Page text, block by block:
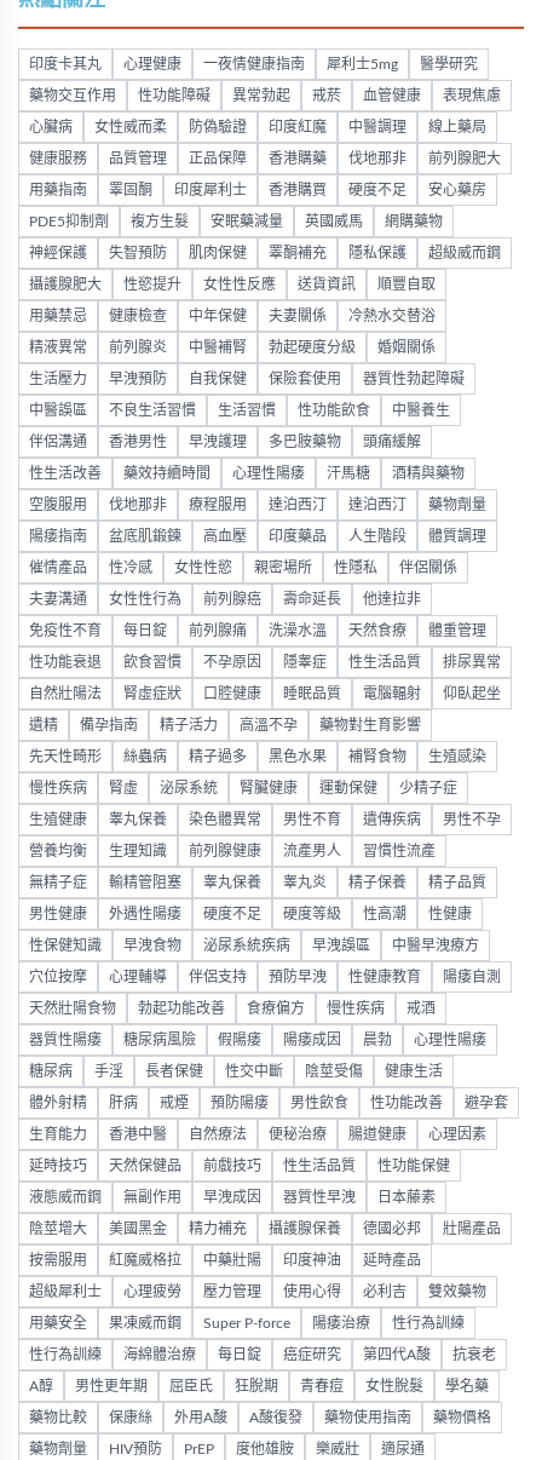
印度卡其丸 心理健康 一夜情健康指南 犀利士5mg 醫學研究
藥物交互作用 性功能障礙 異常勃起 戒菸 血管健康 表現焦慮
心臟病 女性威而柔 防偽驗證 印度紅魔 中醫調理 線上藥局
健康服務 品質管理 正品保障 香港購藥 伐地那非 前列腺肥大
用藥指南 睪固酮 印度犀利士 香港購買 硬度不足 安心藥房
PDE5抑制劑 複方生髮 安眠藥減量 英國威馬 網購藥物
神經保護 失智預防 肌肉保健 睪酮補充 隱私保護 超級威而鋼
攝護腺肥大 性慾提升 女性性反應 送貨資訊 順豐自取
用藥禁忌 健康檢查 中年保健 夫妻關係 冷熱水交替浴
精液異常 前列腺炎 中醫補腎 勃起硬度分級 婚姻關係
生活壓力 早洩預防 自我保健 保險套使用 器質性勃起障礙
中醫誤區 不良生活習慣 生活習慣 性功能飲食 中醫養生
伴侶溝通 香港男性 早洩護理 多巴胺藥物 頭痛緩解
性生活改善 藥效持續時間 心理性陽痿 汗馬糖 酒精與藥物
空腹服用 伐地那非 療程服用 達泊西汀 達泊西汀 藥物劑量
陽痿指南 盆底肌鍛鍊 高血壓 印度藥品 人生階段 體質調理
催情產品 性冷感 女性性慾 親密場所 性隱私 伴侶關係
夫妻溝通 女性性行為 前列腺癌 壽命延長 他達拉非
免疫性不育 每日錠 前列腺痛 洗澡水溫 天然食療 體重管理
性功能衰退 飲食習慣 不孕原因 隱睾症 性生活品質 排尿異常
自然壯陽法 腎虛症狀 口腔健康 睡眠品質 電腦輻射 仰臥起坐
遺精 備孕指南 精子活力 高溫不孕 藥物對生育影響
先天性畸形 絲蟲病 精子過多 黑色水果 補腎食物 生殖感染
慢性疾病 腎虛 泌尿系統 腎臟健康 運動保健 少精子症
生殖健康 睾丸保養 染色體異常 男性不育 遺傳疾病 男性不孕
營養均衡 生理知識 前列腺健康 流產男人 習慣性流產
無精子症 輸精管阻塞 睾丸保養 睾丸炎 精子保養 精子品質
男性健康 外遇性陽痿 硬度不足 硬度等級 性高潮 性健康
性保健知識 早洩食物 泌尿系統疾病 早洩誤區 中醫早洩療方
穴位按摩 心理輔導 伴侶支持 預防早洩 性健康教育 陽痿自測
天然壯陽食物 勃起功能改善 食療偏方 慢性疾病 戒酒
器質性陽痿 糖尿病風險 假陽痿 陽痿成因 晨勃 心理性陽痿
糖尿病 手淫 長者保健 性交中斷 陰莖受傷 健康生活
體外射精 肝病 戒煙 預防陽痿 男性飲食 性功能改善 避孕套
生育能力 香港中醫 自然療法 便秘治療 腸道健康 心理因素
延時技巧 天然保健品 前戲技巧 性生活品質 性功能保健
液態威而鋼 無副作用 早洩成因 器質性早洩 日本藤素
陰莖增大 美國黑金 精力補充 攝護腺保養 德國必邦 壯陽產品
按需服用 紅魔威格拉 中藥壯陽 印度神油 延時產品
超級犀利士 心理疲勞 壓力管理 使用心得 必利吉 雙效藥物
用藥安全 果凍威而鋼 Super P-force 陽痿治療 性行為訓練
性行為訓練 海綿體治療 每日錠 癌症研究 第四代A酸 抗衰老
A醇 男性更年期 屈臣氏 狂脫期 青春痘 女性脫髮 學名藥
藥物比較 保康絲 外用A酸 A酸復發 藥物使用指南 藥物價格
藥物劑量 HIV預防 PrEP 度他雄胺 樂威壯 適尿通